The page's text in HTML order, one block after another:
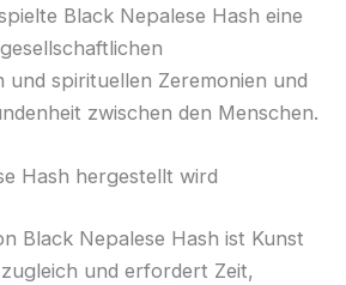
Black Nepalese Hash eine
und spirituellen Zeremonien und
zwischen den Menschen.
Hash hergestellt wird
Black Nepalese Hash ist Kunst
und erfordert Zeit,